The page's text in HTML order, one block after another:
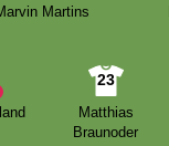
Martins
23
Matthias
Braunoder